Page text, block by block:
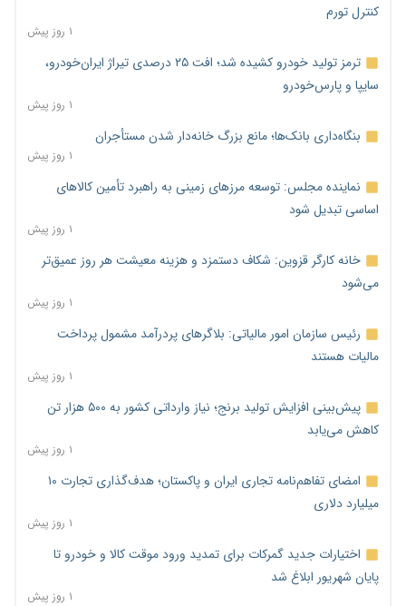
کنترل تورم
۱ روز پیش
ترمز تولید خودرو کشیده شد؛ افت ۲۵ درصدی تیراژ ایران‌خودرو،
سایپا و پارس‌خودرو
۱ روز پیش
بنگاه‌داری بانک‌ها؛ مانع بزرگ خانه‌دار شدن مستأجران
۱ روز پیش
نماینده مجلس: توسعه مرزهای زمینی به راهبرد تأمین کالاهای
اساسی تبدیل شود
۱ روز پیش
خانه کارگر قزوین: شکاف دستمزد و هزینه معیشت هر روز عمیق‌تر
می‌شود
۱ روز پیش
رئیس سازمان امور مالیاتی: بلاگرهای پردرآمد مشمول پرداخت
مالیات هستند
۱ روز پیش
پیش‌بینی افزایش تولید برنج؛ نیاز وارداتی کشور به ۵۰۰ هزار تن
کاهش می‌یابد
۱ روز پیش
امضای تفاهم‌نامه تجاری ایران و پاکستان؛ هدف‌گذاری تجارت ۱۰
میلیارد دلاری
۱ روز پیش
اختیارات جدید گمرکات برای تمدید ورود موقت کالا و خودرو تا
پایان شهریور ابلاغ شد
۱ روز پیش